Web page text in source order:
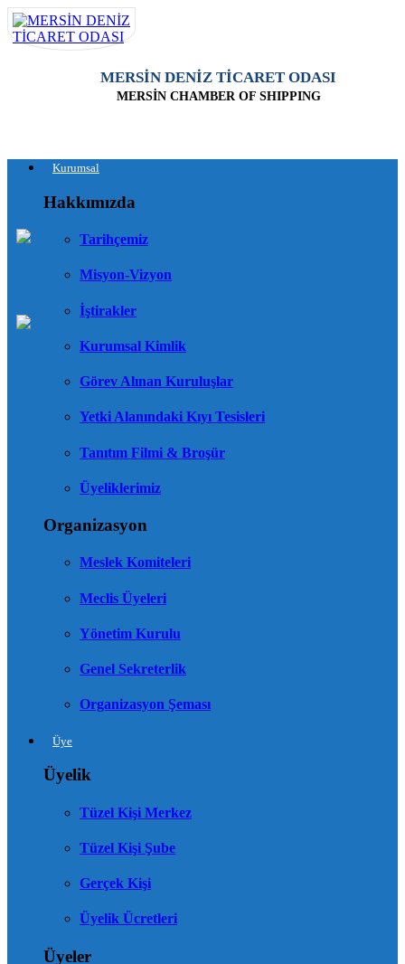
MERSİN DENİZ TİCARET ODASI
MERSİN CHAMBER OF SHIPPING
Kurumsal
Hakkımızda
Tarihçemiz
Misyon-Vizyon
İştirakler
Kurumsal Kimlik
Görev Alınan Kuruluşlar
Yetki Alanındaki Kıyı Tesisleri
Tanıtım Filmi & Broşür
Üyeliklerimiz
Organizasyon
Meslek Komiteleri
Meclis Üyeleri
Yönetim Kurulu
Genel Sekreterlik
Organizasyon Şeması
Üye
Üyelik
Tüzel Kişi Merkez
Tüzel Kişi Şube
Gerçek Kişi
Üyelik Ücretleri
Üyeler